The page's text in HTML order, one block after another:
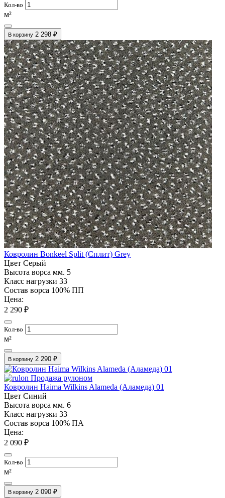
Кол-во
м²
В корзину 2 298 ₽
Ковролин Bonkeel Split (Сплит) Grey
Цвет Серый
Высота ворса мм. 5
Класс нагрузки 33
Состав ворса 100% ПП
Цена:
2 290 ₽
Кол-во
м²
В корзину 2 290 ₽
Продажа рулоном
Ковролин Haima Wilkins Alameda (Аламеда) 01
Цвет Синий
Высота ворса мм. 6
Класс нагрузки 33
Состав ворса 100% ПА
Цена:
2 090 ₽
Кол-во
м²
В корзину 2 090 ₽